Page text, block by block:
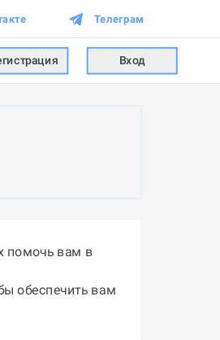
Телеграм
Вход
помочь вам в
обеспечить вам